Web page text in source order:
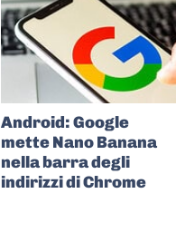
Android: Google
mette Nano Banana
nella barra degli
indirizzi di Chrome